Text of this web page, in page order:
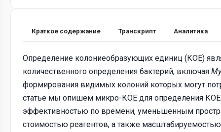
Краткое содержание Транскрипт Аналитика
Определение колониеобразующих единиц (КОЕ)
количественного определения бактерий, включая
формирования видимых колоний которых могут
статье мы опишем микро-КОЕ для определения
эффективностью по времени, уменьшенным
стоимостью реагентов, а также